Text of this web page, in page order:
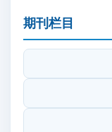
期刊栏目